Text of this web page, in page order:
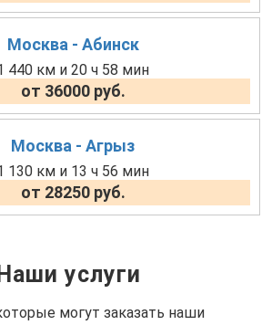
Москва - Абинск
440 км и 20 ч 58 мин
от 36000 руб.
Москва - Агрыз
130 км и 13 ч 56 мин
от 28250 руб.
Наши услуги
могут заказать наши